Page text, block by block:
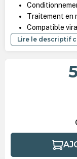
Traitement en
Compatible
Lire le descriptif